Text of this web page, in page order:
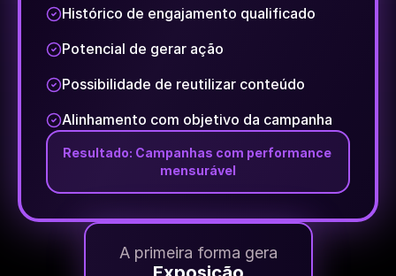
Histórico de engajamento qualificado
Potencial de gerar ação
Possibilidade de reutilizar conteúdo
Alinhamento com objetivo da campanha
Resultado: Campanhas com performance
mensurável
A primeira forma gera